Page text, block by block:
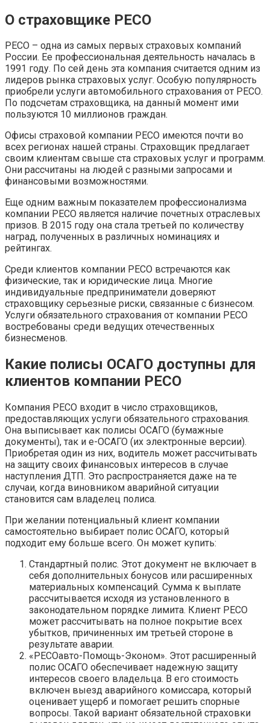
О страховщике РЕСО
РЕСО – одна из самых первых страховых компаний
России. Ее профессиональная деятельность началась в
1991 году. По сей день эта компания считается одним из
лидеров рынка страховых услуг. Особую популярность
приобрели услуги автомобильного страхования от РЕСО.
По подсчетам страховщика, на данный момент ими
пользуются 10 миллионов граждан.
Офисы страховой компании РЕСО имеются почти во
всех регионах нашей страны. Страховщик предлагает
своим клиентам свыше ста страховых услуг и программ.
Они рассчитаны на людей с разными запросами и
финансовыми возможностями.
Еще одним важным показателем профессионализма
компании РЕСО является наличие почетных отраслевых
призов. В 2015 году она стала третьей по количеству
наград, полученных в различных номинациях и
рейтингах.
Среди клиентов компании РЕСО встречаются как
физические, так и юридические лица. Многие
индивидуальные предприниматели доверяют
страховщику серьезные риски, связанные с бизнесом.
Услуги обязательного страхования от компании РЕСО
востребованы среди ведущих отечественных
бизнесменов.
Какие полисы ОСАГО доступны для
клиентов компании РЕСО
Компания РЕСО входит в число страховщиков,
предоставляющих услуги обязательного страхования.
Она выписывает как полисы ОСАГО (бумажные
документы), так и е-ОСАГО (их электронные версии).
Приобретая один из них, водитель может рассчитывать
на защиту своих финансовых интересов в случае
наступления ДТП. Это распространяется даже на те
случаи, когда виновником аварийной ситуации
становится сам владелец полиса.
При желании потенциальный клиент компании
самостоятельно выбирает полис ОСАГО, который
подходит ему больше всего. Он может купить:
Стандартный полис. Этот документ не включает в
себя дополнительных бонусов или расширенных
материальных компенсаций. Сумма к выплате
рассчитывается исходя из установленного в
законодательном порядке лимита. Клиент РЕСО
может рассчитывать на полное покрытие всех
убытков, причиненных им третьей стороне в
результате аварии.
«РЕСОавто-Помощь-Эконом». Этот расширенный
полис ОСАГО обеспечивает надежную защиту
интересов своего владельца. В его стоимость
включен выезд аварийного комиссара, который
оценивает ущерб и помогает решить спорные
вопросы. Такой вариант обязательной страховки